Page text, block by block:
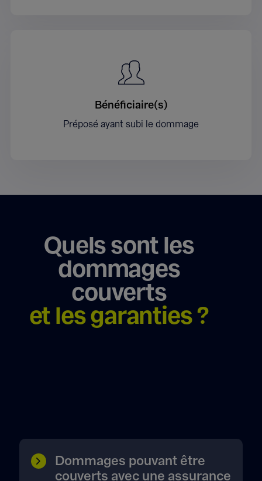
Bénéficiaire(s)
Préposé ayant subi le dommage
Quels sont les
dommages
couverts
et les garanties ?
Dommages pouvant être
couverts avec une assurance